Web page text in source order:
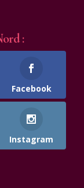
:
Facebook
Instagram